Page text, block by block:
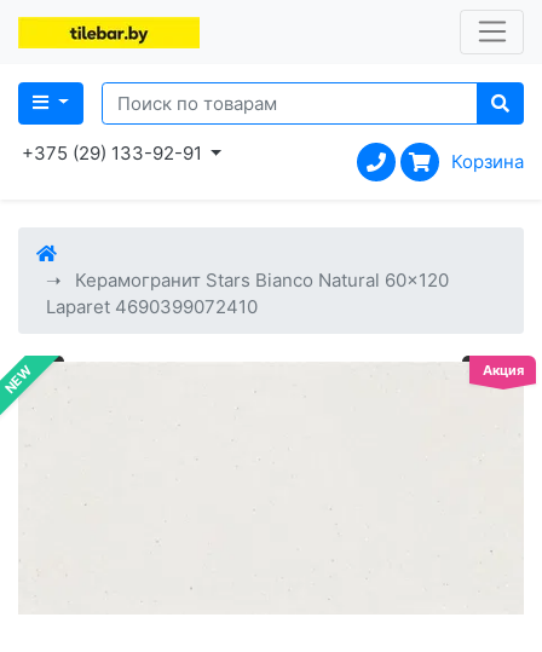
+375 (29) 133-92-91 Корзина
Керамогранит Stars Bianco Natural 60x120
Laparet 4690399072410
NEW Акция